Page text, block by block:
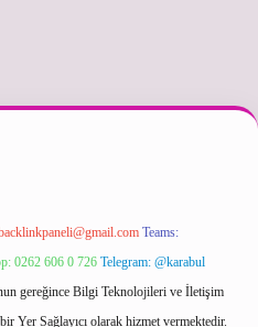
Teams:
0262 606 0 726 Telegram: @karabul
gereğince Bilgi Teknolojileri ve İletişim
Yer Sağlayıcı olarak hizmet vermektedir.